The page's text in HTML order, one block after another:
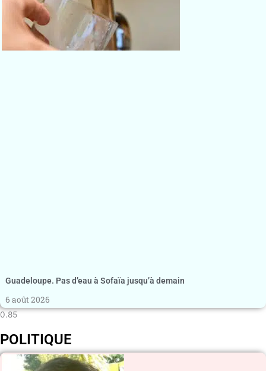
Guadeloupe. Pas d’eau à Sofaïa jusqu’à demain
6 août 2026
POLITIQUE